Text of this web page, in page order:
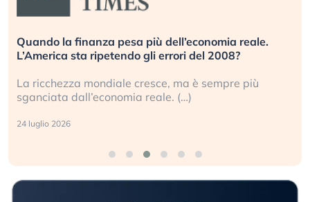
Quando la finanza pesa più dell’economia reale.
L’America sta ripetendo gli errori del 2008?
La ricchezza mondiale cresce, ma è sempre più
sganciata dall’economia reale. (…)
24 luglio 2026